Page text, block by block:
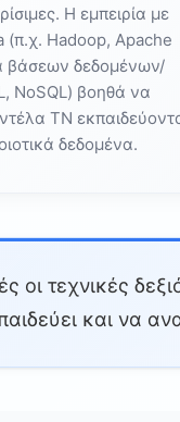
Η εμπειρία με
Hadoop, Apache
βάσεων δεδομένων/
NoSQL) βοηθά να
ΤΝ
δεδομένα.
οι τεχνικές
και να